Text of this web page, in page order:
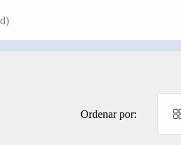
Ordenar por: